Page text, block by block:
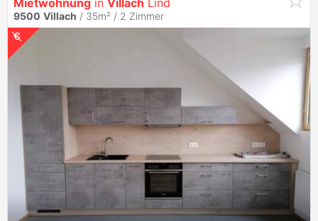
Mietwohnung in Villach Lind
9500 Villach / 35m² / 2 Zimmer